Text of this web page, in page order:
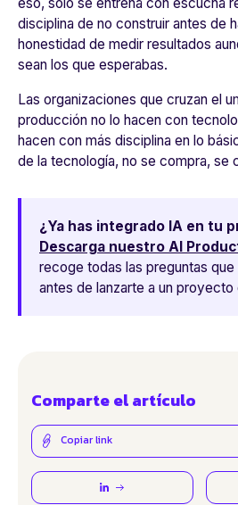
disciplina de no construir antes de
honestidad de medir resultados
sean los que esperabas.
Las organizaciones que cruzan el
producción no lo hacen con
hacen con más disciplina en lo
de la tecnología, no se compra, se
¿Ya has integrado IA en tu
Descarga nuestro AI
recoge todas las preguntas
antes de lanzarte a un proyecto
Comparte el artículo
Copiar link